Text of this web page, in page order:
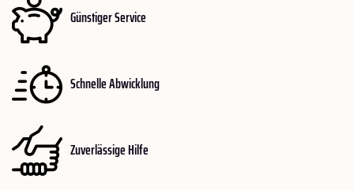
Günstiger Service
Schnelle Abwicklung
Zuverlässige Hilfe